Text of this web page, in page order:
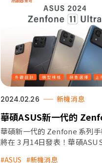
2024.02.26 新機消息
華碩ASUS新一代的
列手機 Zenfone11Ultra
3 月14日正式發表！
華碩新一代的 Zenfone 系列
將在 3 月14日發表！華碩
#ASUS #新機消息